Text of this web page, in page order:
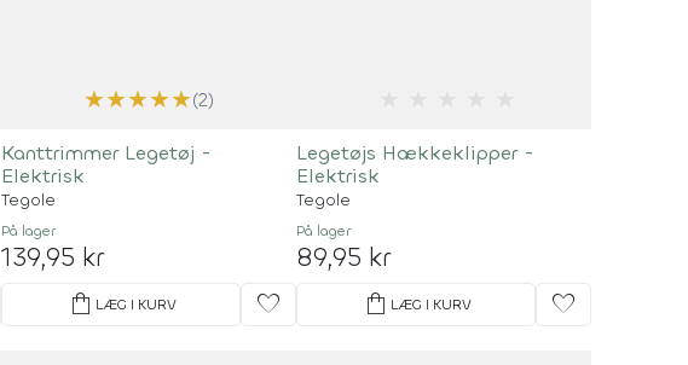
★★★★★(2)
Kanttrimmer Legetøj -
Elektrisk
Tegole
På lager
139,95 kr
shopping_bag LÆG I KURV favorite
Legetøjs Hækkeklipper -
Elektrisk
Tegole
På lager
89,95 kr
shopping_bag LÆG I KURV favorite